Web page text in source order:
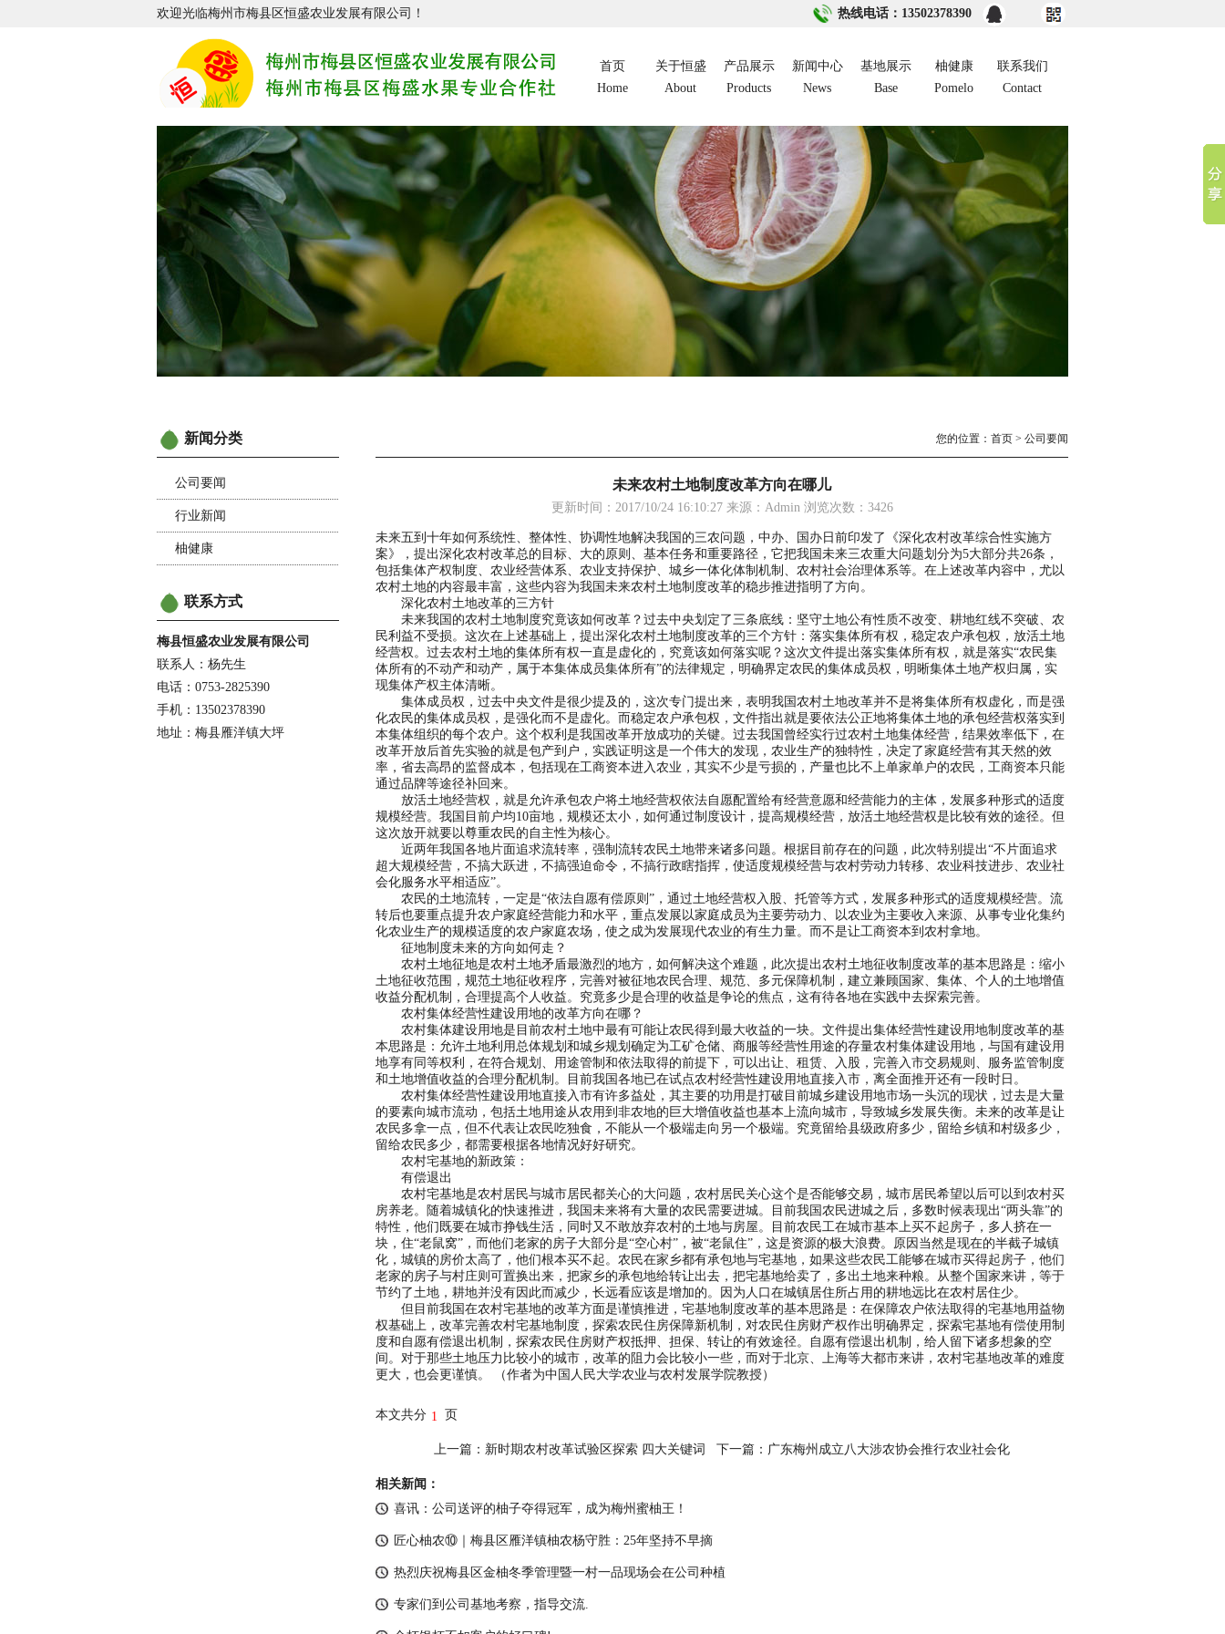
欢迎光临梅州市梅县区恒盛农业发展有限公司！ 热线电话：13502378390
首页
Home
关于恒盛
About
产品展示
Products
新闻中心
News
基地展示
Base
柚健康
Pomelo
联系我们
Contact
新闻分类
公司要闻
行业新闻
柚健康
联系方式
梅县恒盛农业发展有限公司
联系人：杨先生
电话：0753-2825390
手机：13502378390
地址：梅县雁洋镇大坪
您的位置： 首页 > 公司要闻
未来农村土地制度改革方向在哪儿
更新时间：2017/10/24 16:10:27 来源：Admin 浏览次数：3426
未来五到十年如何系统性、整体性、协调性地解决我国的三农问题，中办、国办日前印发了《深化农村改革综合性实施方
案》，提出深化农村改革总的目标、大的原则、基本任务和重要路径，它把我国未来三农重大问题划分为5大部分共26条，
包括集体产权制度、农业经营体系、农业支持保护、城乡一体化体制机制、农村社会治理体系等。在上述改革内容中，尤以
农村土地的内容最丰富，这些内容为我国未来农村土地制度改革的稳步推进指明了方向。
深化农村土地改革的三方针
未来我国的农村土地制度究竟该如何改革？过去中央划定了三条底线：坚守土地公有性质不改变、耕地红线不突破、农
民利益不受损。这次在上述基础上，提出深化农村土地制度改革的三个方针：落实集体所有权，稳定农户承包权，放活土地
经营权。过去农村土地的集体所有权一直是虚化的，究竟该如何落实呢？这次文件提出落实集体所有权，就是落实“农民集
体所有的不动产和动产，属于本集体成员集体所有”的法律规定，明确界定农民的集体成员权，明晰集体土地产权归属，实
现集体产权主体清晰。
集体成员权，过去中央文件是很少提及的，这次专门提出来，表明我国农村土地改革并不是将集体所有权虚化，而是强
化农民的集体成员权，是强化而不是虚化。而稳定农户承包权，文件指出就是要依法公正地将集体土地的承包经营权落实到
本集体组织的每个农户。这个权利是我国改革开放成功的关键。过去我国曾经实行过农村土地集体经营，结果效率低下，在
改革开放后首先实验的就是包产到户，实践证明这是一个伟大的发现，农业生产的独特性，决定了家庭经营有其天然的效
率，省去高昂的监督成本，包括现在工商资本进入农业，其实不少是亏损的，产量也比不上单家单户的农民，工商资本只能
通过品牌等途径补回来。
放活土地经营权，就是允许承包农户将土地经营权依法自愿配置给有经营意愿和经营能力的主体，发展多种形式的适度
规模经营。我国目前户均10亩地，规模还太小，如何通过制度设计，提高规模经营，放活土地经营权是比较有效的途径。但
这次放开就要以尊重农民的自主性为核心。
近两年我国各地片面追求流转率，强制流转农民土地带来诸多问题。根据目前存在的问题，此次特别提出“不片面追求
超大规模经营，不搞大跃进，不搞强迫命令，不搞行政瞎指挥，使适度规模经营与农村劳动力转移、农业科技进步、农业社
会化服务水平相适应”。
农民的土地流转，一定是“依法自愿有偿原则”，通过土地经营权入股、托管等方式，发展多种形式的适度规模经营。流
转后也要重点提升农户家庭经营能力和水平，重点发展以家庭成员为主要劳动力、以农业为主要收入来源、从事专业化集约
化农业生产的规模适度的农户家庭农场，使之成为发展现代农业的有生力量。而不是让工商资本到农村拿地。
征地制度未来的方向如何走？
农村土地征地是农村土地矛盾最激烈的地方，如何解决这个难题，此次提出农村土地征收制度改革的基本思路是：缩小
土地征收范围，规范土地征收程序，完善对被征地农民合理、规范、多元保障机制，建立兼顾国家、集体、个人的土地增值
收益分配机制，合理提高个人收益。究竟多少是合理的收益是争论的焦点，这有待各地在实践中去探索完善。
农村集体经营性建设用地的改革方向在哪？
农村集体建设用地是目前农村土地中最有可能让农民得到最大收益的一块。文件提出集体经营性建设用地制度改革的基
本思路是：允许土地利用总体规划和城乡规划确定为工矿仓储、商服等经营性用途的存量农村集体建设用地，与国有建设用
地享有同等权利，在符合规划、用途管制和依法取得的前提下，可以出让、租赁、入股，完善入市交易规则、服务监管制度
和土地增值收益的合理分配机制。目前我国各地已在试点农村经营性建设用地直接入市，离全面推开还有一段时日。
农村集体经营性建设用地直接入市有许多益处，其主要的功用是打破目前城乡建设用地市场一头沉的现状，过去是大量
的要素向城市流动，包括土地用途从农用到非农地的巨大增值收益也基本上流向城市，导致城乡发展失衡。未来的改革是让
农民多拿一点，但不代表让农民吃独食，不能从一个极端走向另一个极端。究竟留给县级政府多少，留给乡镇和村级多少，
留给农民多少，都需要根据各地情况好好研究。
农村宅基地的新政策：
有偿退出
农村宅基地是农村居民与城市居民都关心的大问题，农村居民关心这个是否能够交易，城市居民希望以后可以到农村买
房养老。随着城镇化的快速推进，我国未来将有大量的农民需要进城。目前我国农民进城之后，多数时候表现出“两头靠”的
特性，他们既要在城市挣钱生活，同时又不敢放弃农村的土地与房屋。目前农民工在城市基本上买不起房子，多人挤在一
块，住“老鼠窝”，而他们老家的房子大部分是“空心村”，被“老鼠住”，这是资源的极大浪费。原因当然是现在的半截子城镇
化，城镇的房价太高了，他们根本买不起。农民在家乡都有承包地与宅基地，如果这些农民工能够在城市买得起房子，他们
老家的房子与村庄则可置换出来，把家乡的承包地给转让出去，把宅基地给卖了，多出土地来种粮。从整个国家来讲，等于
节约了土地，耕地并没有因此而减少，长远看应该是增加的。因为人口在城镇居住所占用的耕地远比在农村居住少。
但目前我国在农村宅基地的改革方面是谨慎推进，宅基地制度改革的基本思路是：在保障农户依法取得的宅基地用益物
权基础上，改革完善农村宅基地制度，探索农民住房保障新机制，对农民住房财产权作出明确界定，探索宅基地有偿使用制
度和自愿有偿退出机制，探索农民住房财产权抵押、担保、转让的有效途径。自愿有偿退出机制，给人留下诸多想象的空
间。对于那些土地压力比较小的城市，改革的阻力会比较小一些，而对于北京、上海等大都市来讲，农村宅基地改革的难度
更大，也会更谨慎。 （作者为中国人民大学农业与农村发展学院教授）
本文共分 1 页
上一篇： 新时期农村改革试验区探索 四大关键词 下一篇： 广东梅州成立八大涉农协会推行农业社会化
相关新闻：
喜讯：公司送评的柚子夺得冠军，成为梅州蜜柚王！
匠心柚农⑩｜梅县区雁洋镇柚农杨守胜：25年坚持不早摘
热烈庆祝梅县区金柚冬季管理暨一村一品现场会在公司种植
专家们到公司基地考察，指导交流.